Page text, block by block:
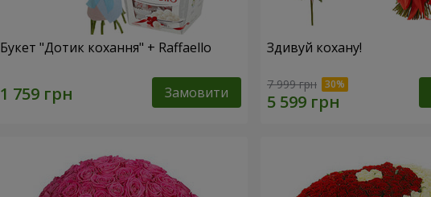
Букет "Дотик кохання" + Raffaello
Замовити
Здивуй кохану!
7 999 грн